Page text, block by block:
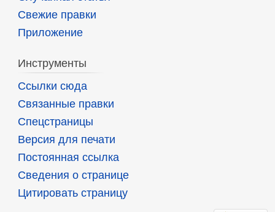
Свежие правки
Приложение
Инструменты
Ссылки сюда
Связанные правки
Спецстраницы
Версия для печати
Постоянная ссылка
Сведения о странице
Цитировать страницу